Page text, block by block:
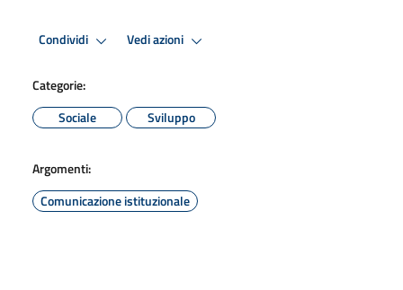
Condividi Vedi azioni
Categorie:
Sociale
Sviluppo
Argomenti:
Comunicazione istituzionale